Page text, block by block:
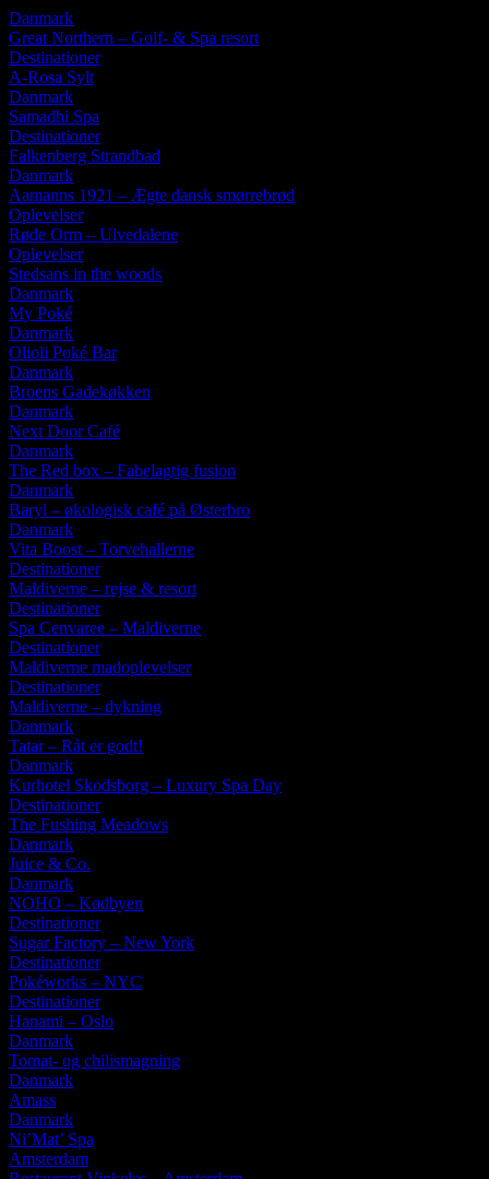
Danmark
Great Northern – Golf- & Spa resort
Destinationer
A-Rosa Sylt
Danmark
Samadhi Spa
Destinationer
Falkenberg Strandbad
Danmark
Aamanns 1921 – Ægte dansk smørrebrød
Oplevelser
Røde Orm – Ulvedalene
Oplevelser
Stedsans in the woods
Danmark
My Poké
Danmark
Olioli Poké Bar
Danmark
Broens Gadekøkken
Danmark
Next Door Café
Danmark
The Red box – Fabelagtig fusion
Danmark
Baryl – økologisk café på Østerbro
Danmark
Vita Boost – Torvehallerne
Destinationer
Maldiverne – rejse & resort
Destinationer
Spa Cenvaree – Maldiverne
Destinationer
Maldiverne madoplevelser
Destinationer
Maldiverne – dykning
Danmark
Tatar – Råt er godt!
Danmark
Kurhotel Skodsborg – Luxury Spa Day
Destinationer
The Fushing Meadows
Danmark
Juice & Co.
Danmark
NOHO – Kødbyen
Destinationer
Sugar Factory – New York
Destinationer
Pokéworks – NYC
Destinationer
Hanami – Oslo
Danmark
Tomat- og chilismagning
Danmark
Amass
Danmark
Ni’Mat’ Spa
Amsterdam